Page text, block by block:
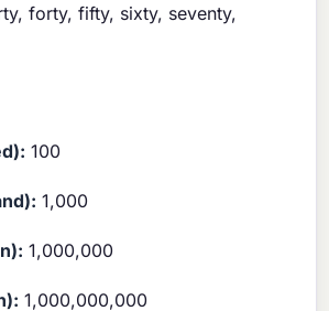
forty, fifty, sixty, seventy,
100
1,000
1,000,000
1,000,000,000